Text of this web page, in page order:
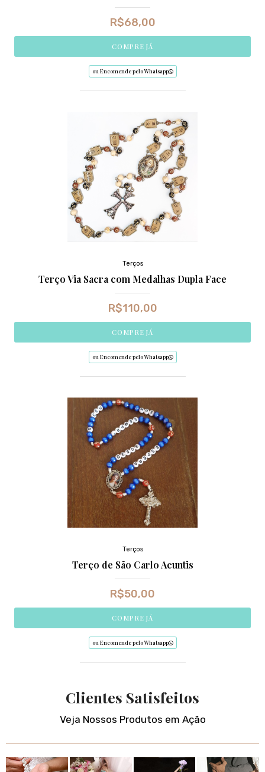
R$68,00
COMPRE JÁ
ou Encomende pelo Whatsapp
Terços
Terço Via Sacra com Medalhas Dupla Face
R$110,00
COMPRE JÁ
ou Encomende pelo Whatsapp
Terços
Terço de São Carlo Acuntis
R$50,00
COMPRE JÁ
ou Encomende pelo Whatsapp
Clientes Satisfeitos
Veja Nossos Produtos em Ação